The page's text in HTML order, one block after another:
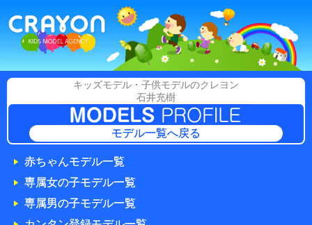
キッズモデル・子供モデルのクレヨン
石井充樹
モデル一覧へ戻る
赤ちゃんモデル一覧
専属女の子モデル一覧
専属男の子モデル一覧